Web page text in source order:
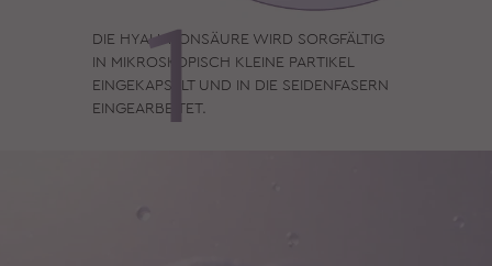
DIE HYALURONSÄURE WIRD SORGFÄLTIG
IN MIKROSKOPISCH KLEINE PARTIKEL
EINGEKAPSELT UND IN DIE SEIDENFASERN
EINGEARBEITET.